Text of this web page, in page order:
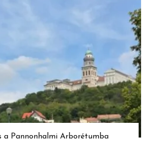
a Pannonhalmi Arborétumba